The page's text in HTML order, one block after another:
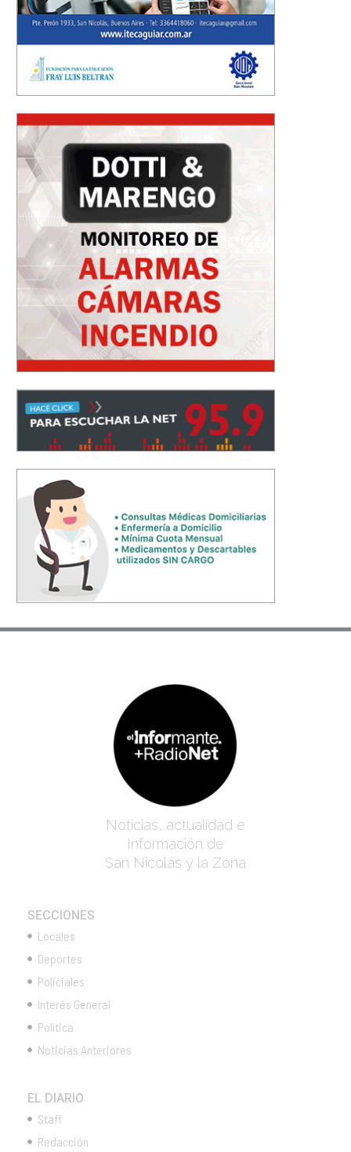
Noticias, actualidad e
Información de
San Nicolás y la Zona
SECCIONES
Locales
Deportes
Policiales
Interés General
Política
Noticias Anteriores
EL DIARIO
Staff
Redacción